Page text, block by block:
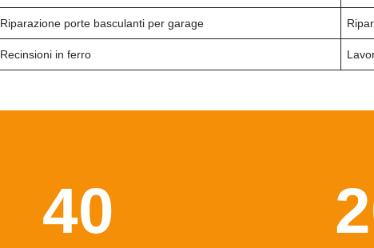
Riparazione porte basculanti per garage
Recinsioni in ferro
40